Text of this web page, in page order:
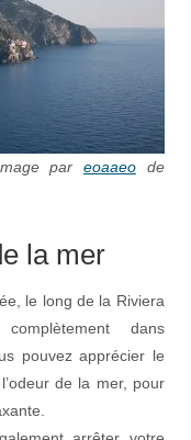
par eoaaeode
la mer
le long de la Riviera
dans
pouvez apprécier le
de la mer, pour